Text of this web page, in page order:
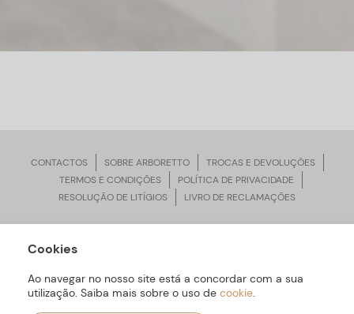
CONTACTOS SOBRE ARBORETTO
TROCAS E DEVOLUÇÕES
TERMOS E CONDIÇÕES
POLÍTICA DE PRIVACIDADE
RESOLUÇÃO DE LITÍGIOS
LIVRO DE RECLAMAÇÕES
ARBORETTO © Todos os Direitos Reservados | Desenvolvido por
Cookies
Ao navegar no nosso site está a concordar com a sua
utilização. Saiba mais sobre o uso de cookie.